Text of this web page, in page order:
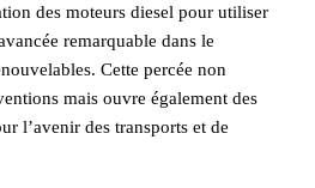
des moteurs diesel pour utiliser
remarquable dans le
Cette percée non
mais ouvre également des
l’avenir des transports et de